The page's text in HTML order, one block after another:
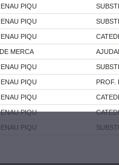
PIQU
PIQU
PIQU
MERCA
PIQU
PIQU PROF.
PIQU
PIQU
PIQU